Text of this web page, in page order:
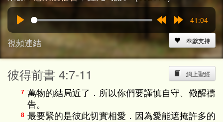
15s
15s
41:04
視頻連結 奉獻支持
網上聖經
彼得前書 4:7-11
7 萬物的結局近了．所以你們要謹慎自守、儆醒禱
告。
8 最要緊的是彼此切實相愛．因為愛能遮掩許多的